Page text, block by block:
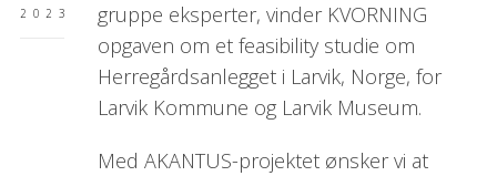
2023
gruppe eksperter, vinder KVORNING
opgaven om et feasibility studie om
Herregårdsanlegget i Larvik, Norge, for
Larvik Kommune og Larvik Museum.
Med AKANTUS-projektet ønsker vi at